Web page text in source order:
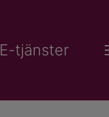
E-tjänster